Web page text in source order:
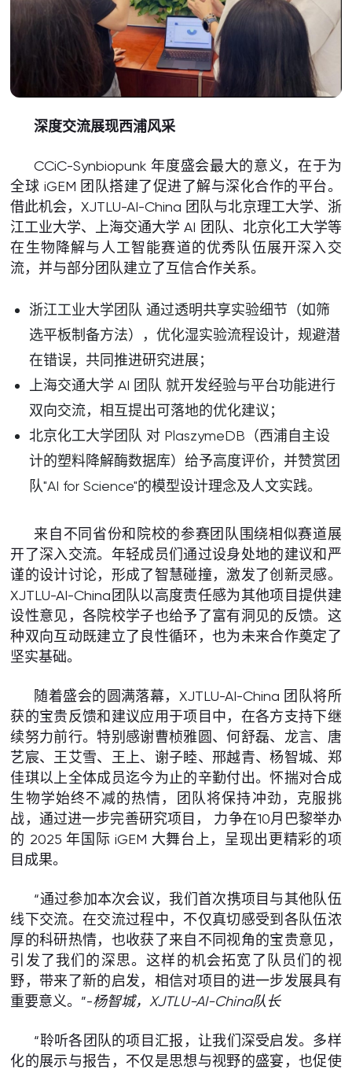
深度交流展现西浦风采
CCiC-Synbiopunk 年度盛会最大的意义，在于为
全球 iGEM 团队搭建了促进了解与深化合作的平台。
借此机会，XJTLU-AI-China 团队与北京理工大学、浙
江工业大学、上海交通大学 AI 团队、北京化工大学等
在生物降解与人工智能赛道的优秀队伍展开深入交
流，并与部分团队建立了互信合作关系。
浙江工业大学团队 通过透明共享实验细节（如筛
选平板制备方法），优化湿实验流程设计，规避潜
在错误，共同推进研究进展；
上海交通大学 AI 团队 就开发经验与平台功能进行
双向交流，相互提出可落地的优化建议；
北京化工大学团队 对 PlaszymeDB（西浦自主设
计的塑料降解酶数据库）给予高度评价，并赞赏团
队"AI for Science"的模型设计理念及人文实践。
来自不同省份和院校的参赛团队围绕相似赛道展
开了深入交流。年轻成员们通过设身处地的建议和严
谨的设计讨论，形成了智慧碰撞，激发了创新灵感。
XJTLU-AI-China团队以高度责任感为其他项目提供建
设性意见，各院校学子也给予了富有洞见的反馈。这
种双向互动既建立了良性循环，也为未来合作奠定了
坚实基础。
随着盛会的圆满落幕，XJTLU-AI-China 团队将所
获的宝贵反馈和建议应用于项目中，在各方支持下继
续努力前行。特别感谢曹桢雅圆、何舒磊、龙言、唐
艺宸、王艾雪、王上、谢子睦、邢越青、杨智城、郑
佳琪以上全体成员迄今为止的辛勤付出。怀揣对合成
生物学始终不减的热情，团队将保持冲劲，克服挑
战，通过进一步完善研究项目， 力争在10月巴黎举办
的 2025 年国际 iGEM 大舞台上，呈现出更精彩的项
目成果。
“通过参加本次会议，我们首次携项目与其他队伍
线下交流。在交流过程中，不仅真切感受到各队伍浓
厚的科研热情，也收获了来自不同视角的宝贵意见，
引发了我们的深思。这样的机会拓宽了队员们的视
野，带来了新的启发，相信对项目的进一步发展具有
重要意义。”-杨智城，XJTLU-AI-China队长
“聆听各团队的项目汇报，让我们深受启发。多样
化的展示与报告，不仅是思想与视野的盛宴，也促使